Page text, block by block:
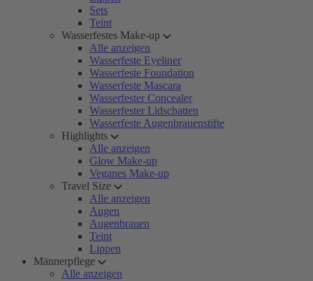
Sets
Teint
Wasserfestes Make-up
Alle anzeigen
Wasserfeste Eyeliner
Wasserfeste Foundation
Wasserfeste Mascara
Wasserfester Concealer
Wasserfester Lidschatten
Wasserfeste Augenbrauenstifte
Highlights
Alle anzeigen
Glow Make-up
Veganes Make-up
Travel Size
Alle anzeigen
Augen
Augenbrauen
Teint
Lippen
Männerpflege
Alle anzeigen